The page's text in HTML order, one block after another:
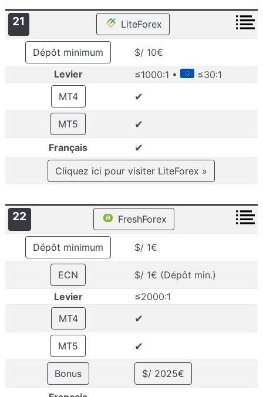
21 LiteForex
Dépôt minimum
$/ 10€
Levier
≤1000:1 •
≤30:1
MT4
✔
MT5 ✔
Français ✔
Cliquez ici pour visiter LiteForex »
22 FreshForex
Dépôt minimum $/ 1€
ECN
$/ 1€ (Dépôt min.)
Levier
≤2000:1
MT4
✔
MT5 ✔
Bonus
$/ 2025€